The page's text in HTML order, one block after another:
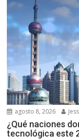
agosto 8, 2026
¿Qué naciones
tecnológica este